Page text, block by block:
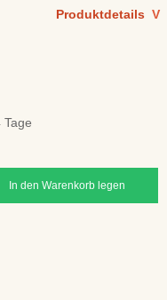
Produktdetails V
In den Warenkorb legen